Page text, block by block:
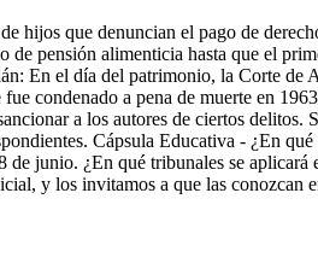
hijos que denuncian el pago de
pensión alimenticia hasta que el
En el día del patrimonio, la Corte
condenado a pena de muerte en
a los autores de ciertos
Cápsula Educativa - ¿En
junio. ¿En qué tribunales se aplicará
y los invitamos a que las conozcan